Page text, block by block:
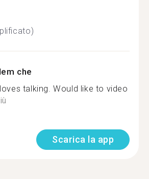
che
talking. Would like to video
Scarica la app